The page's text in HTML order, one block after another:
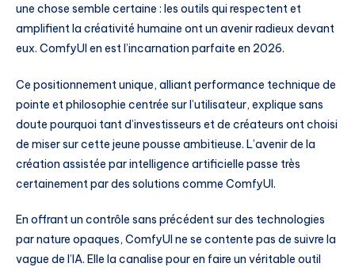
une chose semble certaine : les outils qui respectent et
amplifient la créativité humaine ont un avenir radieux devant
eux. ComfyUI en est l’incarnation parfaite en 2026.
Ce positionnement unique, alliant performance technique de
pointe et philosophie centrée sur l’utilisateur, explique sans
doute pourquoi tant d’investisseurs et de créateurs ont choisi
de miser sur cette jeune pousse ambitieuse. L’avenir de la
création assistée par intelligence artificielle passe très
certainement par des solutions comme ComfyUI.
En offrant un contrôle sans précédent sur des technologies
par nature opaques, ComfyUI ne se contente pas de suivre la
vague de l’IA. Elle la canalise pour en faire un véritable outil